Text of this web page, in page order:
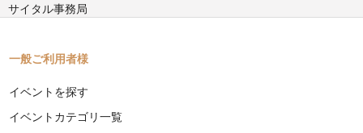
サイタル事務局
一般ご利用者様
イベントを探す
イベントカテゴリ一覧